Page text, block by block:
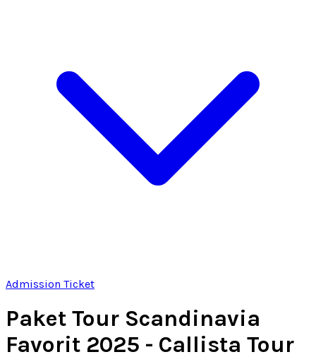
Admission Ticket
Paket Tour Scandinavia
Favorit 2025 - Callista Tour